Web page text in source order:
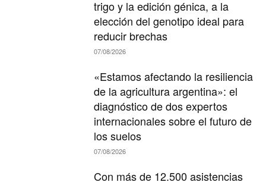
trigo y la edición génica, a la
elección del genotipo ideal para
reducir brechas
07/08/2026
«Estamos afectando la resiliencia
de la agricultura argentina»: el
diagnóstico de dos expertos
internacionales sobre el futuro de
los suelos
07/08/2026
Con más de 12.500 asistencias